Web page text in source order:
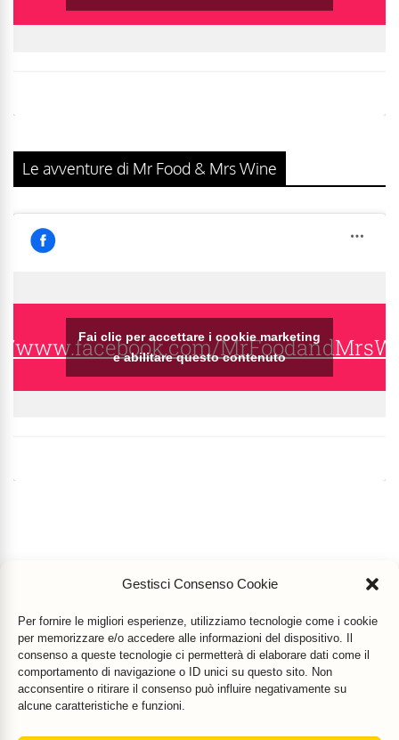
Gestisci Consenso Cookie
Per fornire le migliori esperienze, utilizziamo tecnologie come i cookie
per memorizzare e/o accedere alle informazioni del dispositivo. Il
consenso a queste tecnologie ci permetterà di elaborare dati come il
comportamento di navigazione o ID unici su questo sito. Non
acconsentire o ritirare il consenso può influire negativamente su
alcune caratteristiche e funzioni.
Le avventure di Mr Food & Mrs Wine
www.facebook.com/
Fai clic per accettare i cookie marketing
e abilitare questo contenuto